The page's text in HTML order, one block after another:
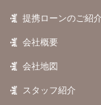
提携ローンのご紹介
会社概要
会社地図
スタッフ紹介